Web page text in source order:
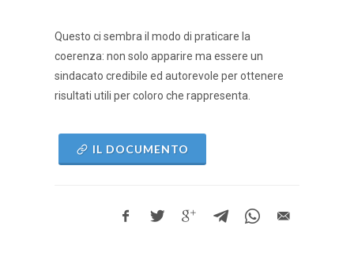
Questo ci sembra il modo di praticare la
coerenza: non solo apparire ma essere un
sindacato credibile ed autorevole per ottenere
risultati utili per coloro che rappresenta.
IL DOCUMENTO